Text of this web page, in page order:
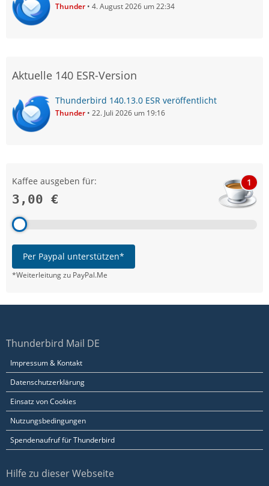
Thunder 4. August 2026 um 22:34
Aktuelle 140 ESR-Version
Thunderbird 140.13.0 ESR veröffentlicht
Thunder 22. Juli 2026 um 19:16
Kaffee ausgeben für:
3,00 €
1
Per Paypal unterstützen*
*Weiterleitung zu PayPal.Me
Thunderbird Mail DE
Impressum & Kontakt
Datenschutzerklärung
Einsatz von Cookies
Nutzungsbedingungen
Spendenaufruf für Thunderbird
Hilfe zu dieser Webseite